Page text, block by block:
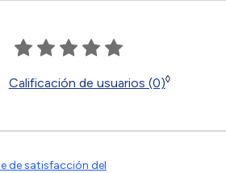
Calificación de usuarios (0)◊
de satisfacción del